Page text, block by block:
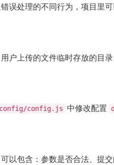
误处理的不同行为，项目里可
户上传的文件临时存放的目录
config/config.js 中修改配置
以包含：参数是否合法、提